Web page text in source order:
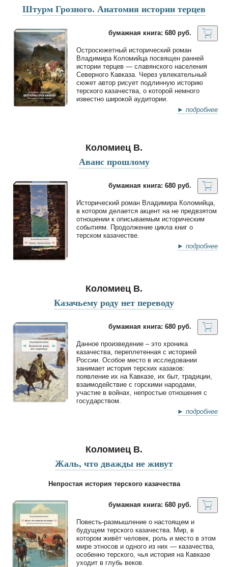
Штурм Грозного. Анатомия истории терцев
бумажная книга: 680 руб.
Остросюжетный исторический роман
Владимира Коломийца посвящен ранней
истории терцев — славянского населения
Северного Кавказа. Через увлекательный
сюжет автор рисует подлинную историю
терского казачества, о которой немного
известно широкой аудитории.
► подробнее
Коломиец В.
Аванс прошлому
бумажная книга: 680 руб.
Исторический роман Владимира Коломийца,
в котором делается акцент на не предвзятом
отношении к описываемым историческим
событиям. Продолжение цикла книг о
терском казачестве.
► подробнее
Коломиец В.
Казачьему роду нет переводу
бумажная книга: 680 руб.
Данное произведение – это хроника
казачества, переплетенная с историей
России. Особое место в исследовании
занимает история терских казаков:
появление их на Кавказе, их быт, традиции,
взаимодействие с горскими народами,
участие в войнах, непростые отношения с
государством.
► подробнее
Коломиец В.
Жаль, что дважды не живут
Непростая история терского казачества
бумажная книга: 680 руб.
Повесть-размышление о настоящем и
будущем терского казачества. Мир, в
котором живёт человек, роль и место в этом
мире этносов и одного из них — казачества,
особенно терского, чья история на Кавказе
уходит в глубь веков.